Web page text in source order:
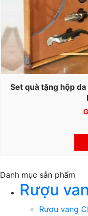
Set quà tặng hộp
Danh mục sản phẩm
Rượu
Rượu vang